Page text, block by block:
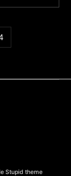
Stupid theme